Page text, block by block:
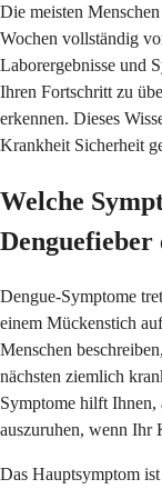
Die meisten
Wochen vollständig
Laborergebnisse und
Ihren Fortschritt zu
erkennen. Dieses
Krankheit Sicherheit
Welche
Dengue-Symptome
einem Mückenstich
Menschen
nächsten ziemlich
Symptome hilft Ihnen,
auszuruhen, wenn Ihr
Das Hauptsymptom